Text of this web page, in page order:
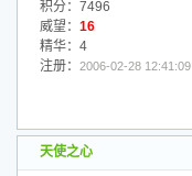
积分：7496
威望： 16
精华：4
注册： 2006-02-28 12:41:09
天使之心